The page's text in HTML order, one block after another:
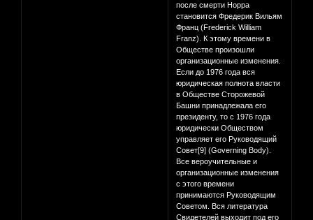
после смерти Норра
становится Фредерик Вильям
Франц (Frederick William
Franz). К этому времени в
Обществе произошли
организационные изменения.
Если до 1976 года вся
юридическая полнота власти
в Обществе Сторожевой
Башни принадлежала его
президенту, то с 1976 года
юридически Обществом
управляет его Руководящий
Совет[9] (Governing Body).
Все вероучительные и
организационные изменения
с этого времени
принимаются Руководящим
Советом. Вся литература
Свидетелей выходит под его